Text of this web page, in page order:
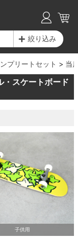
絞り込み
プリートセット 当
・スケートボード
子供用
！
！
！
）
！
）
フォ
！
！
！
！
！